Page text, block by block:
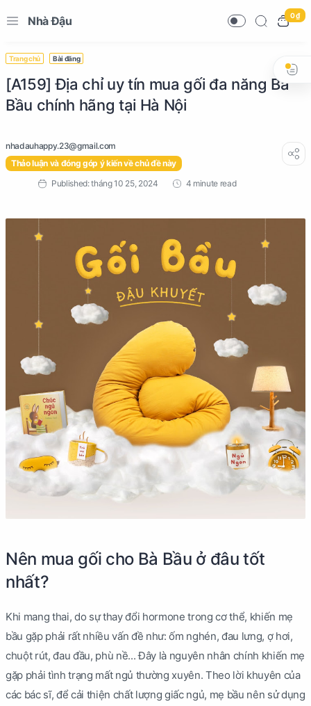
Nhà Đậu 0 ₫
Trang chủ Bài đăng
[A159] Địa chỉ uy tín mua gối đa năng Bà
Bầu chính hãng tại Hà Nội
Thảo luận và đóng góp ý kiến về chủ đề này
4 minute read
Nên mua gối cho Bà Bầu ở đâu tốt
nhất?
Khi mang thai, do sự thay đổi hormone trong cơ thể, khiến mẹ
bầu gặp phải rất nhiều vấn đề như: ốm nghén, đau lưng, ợ hơi,
chuột rút, đau đầu, phù nề... Đây là nguyên nhân chính khiến mẹ
gặp phải tình trạng mất ngủ thường xuyên. Theo lời khuyên của
các bác sĩ, để cải thiện chất lượng giấc ngủ, mẹ bầu nên sử dụng